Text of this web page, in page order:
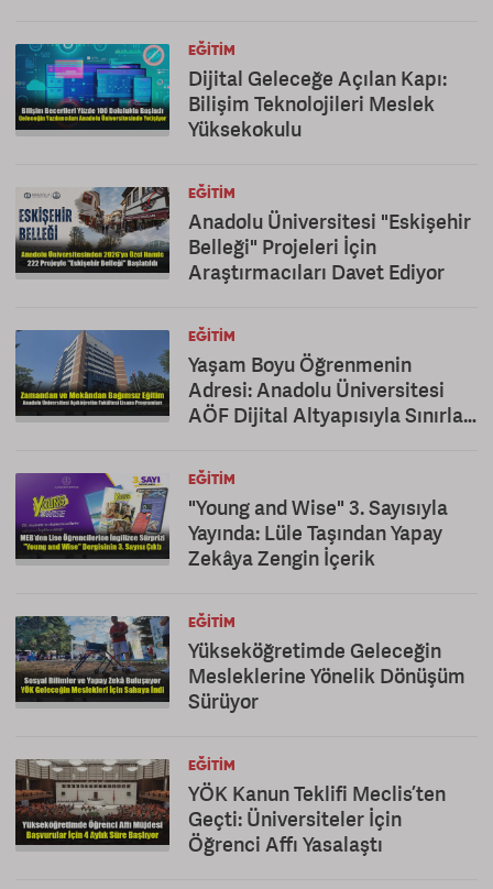
EĞITIM
Dijital Geleceğe Açılan Kapı:
Bilişim Teknolojileri Meslek
Yüksekokulu
EĞITIM
Anadolu Üniversitesi "Eskişehir
Belleği" Projeleri İçin
Araştırmacıları Davet Ediyor
EĞITIM
Yaşam Boyu Öğrenmenin
Adresi: Anadolu Üniversitesi
AÖF Dijital Altyapısıyla Sınırları
EĞITIM
"Young and Wise" 3. Sayısıyla
Yayında: Lüle Taşından Yapay
Zekâya Zengin İçerik
EĞITIM
Yükseköğretimde Geleceğin
Mesleklerine Yönelik Dönüşüm
Sürüyor
EĞITIM
YÖK Kanun Teklifi Meclis’ten
Geçti: Üniversiteler İçin
Öğrenci Affı Yasalaştı